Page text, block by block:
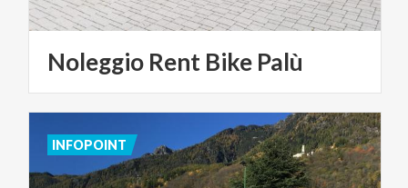
Noleggio Rent Bike Palù
INFOPOINT